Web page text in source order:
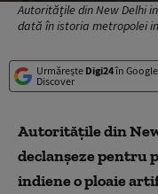
Autorităţile din New Delhi
dată în istoria metropolei
Urmărește Digi24în Google
Discover
Autorităţile din
declanşeze pentru
indiene o ploaie